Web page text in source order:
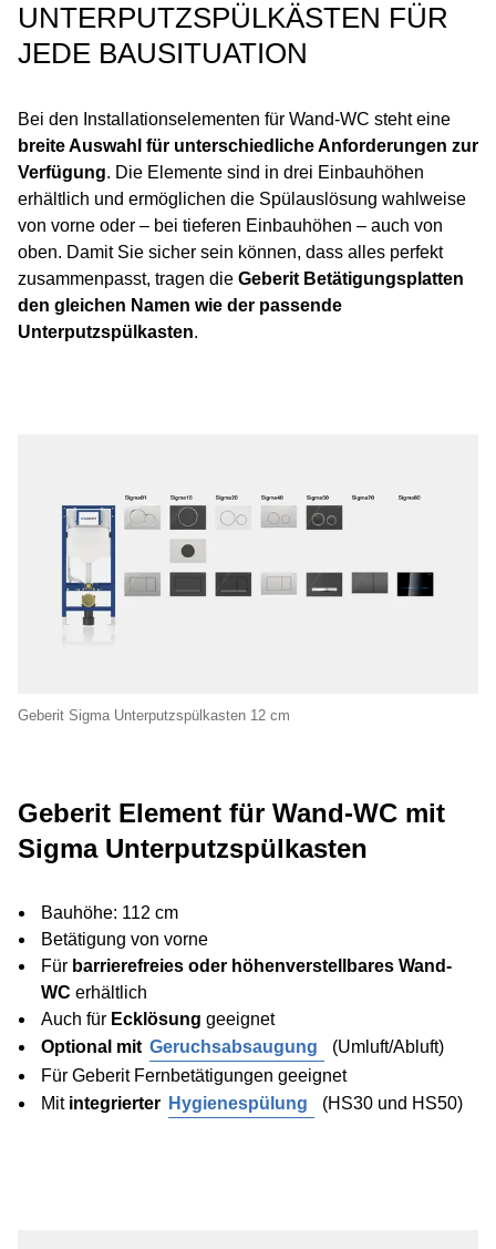
UNTERPUTZSPÜLKÄSTEN FÜR
JEDE BAUSITUATION
Bei den Installationselementen für Wand-WC steht eine
breite Auswahl für unterschiedliche Anforderungen zur
Verfügung. Die Elemente sind in drei Einbauhöhen
erhältlich und ermöglichen die Spülauslösung wahlweise
von vorne oder – bei tieferen Einbauhöhen – auch von
oben. Damit Sie sicher sein können, dass alles perfekt
zusammenpasst, tragen die Geberit Betätigungsplatten
den gleichen Namen wie der passende
Unterputzspülkasten.
Geberit Sigma Unterputzspülkasten 12 cm
Geberit Element für Wand-WC mit
Sigma Unterputzspülkasten
Bauhöhe: 112 cm
Betätigung von vorne
Für barrierefreies oder höhenverstellbares Wand-
WC erhältlich
Auch für Ecklösung geeignet
Optional mit Geruchsabsaugung
(Umluft/Abluft)
Für Geberit Fernbetätigungen geeignet
Mit integrierter Hygienespülung (HS30 und HS50)